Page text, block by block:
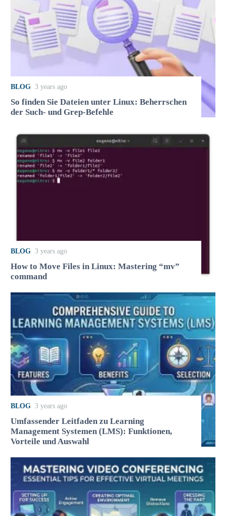
BLOG 3 years ago
So finden Sie Dateien unter Linux: Beherrschen
der Such- und Grep-Befehle
BLOG 3 years ago
How to Move Files in Linux: Mastering “mv”
command
BLOG 3 years ago
Umfassender Leitfaden zu Learning
Management Systemen (LMS): Funktionen,
Vorteile und Auswahl